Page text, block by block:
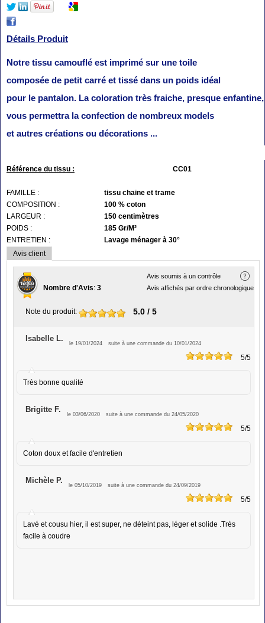
Détails Produit
Notre tissu camouflé est imprimé sur une toile
composée de petit carré et tissé dans un poids idéal
pour le pantalon. La coloration très fraiche, presque enfantine,
vous permettra la confection de nombreux models
et autres créations ou décorations ...
Référence du tissu : CC01
FAMILLE :
tissu chaine et trame
COMPOSITION :
100 % coton
LARGEUR :
150 centimètres
POIDS :
185 Gr/M²
ENTRETIEN :
Lavage ménager à 30°
Avis client
Avis soumis à un contrôle
Avis affichés par ordre chronologique
Nombre d'Avis: 3
Note du produit: 5.0 / 5
Isabelle L.
le 19/01/2024 suite à une commande du 10/01/2024
5/5
Très bonne qualité
Brigitte F.
le 03/06/2020 suite à une commande du 24/05/2020
5/5
Coton doux et facile d'entretien
Michèle P.
le 05/10/2019 suite à une commande du 24/09/2019
5/5
Lavé et cousu hier, il est super, ne déteint pas, léger et solide .Très
facile à coudre